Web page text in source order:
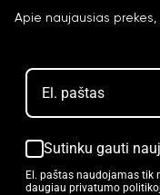
Apie naujausias
Sutinku gauti
El. paštas naudojamas tik
daugiau privatumo